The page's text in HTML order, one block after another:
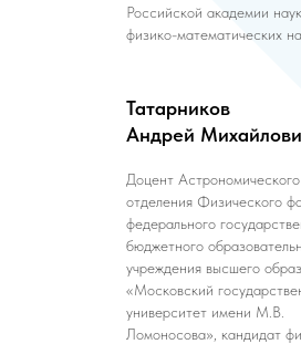
Российской академии
физико-математических
Татарников
Андрей
Доцент Астрономического
отделения Физического
федерального
бюджетного
учреждения высшего
«Московский
университет имени М.В.
Ломоносова», кандидат